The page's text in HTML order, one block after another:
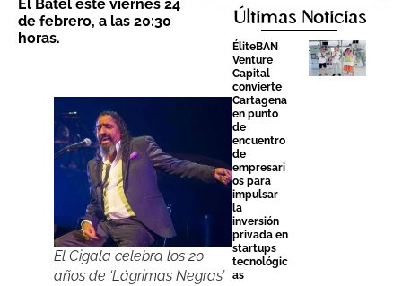
El Batel este viernes 24
de febrero, a las 20:30
horas.
El Cigala celebra los 20
años de ‘Lágrimas Negras’
Últimas Noticias
ÉliteBAN
Venture
Capital
convierte
Cartagena
en punto
de
encuentro
de
empresari
os para
impulsar
la
inversión
privada en
startups
tecnológic
as